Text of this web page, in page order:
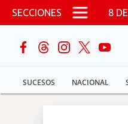
Pasar al contenido principal
SECCIONES 8
SUCESOS NACIONAL
buscar
Sucesos